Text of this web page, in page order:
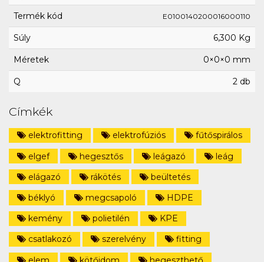
Termék kód E0100140200016000110
Súly 6,300 Kg
Méretek 0×0×0 mm
Q 2 db
Címkék
elektrofitting elektrofúziós
fűtőspirálos
elgef
hegesztős leágazó
leág
elágazó
rákötés
beültetés
béklyó
megcsapoló
HDPE
kemény
polietilén
KPE
csatlakozó
szerelvény
fitting